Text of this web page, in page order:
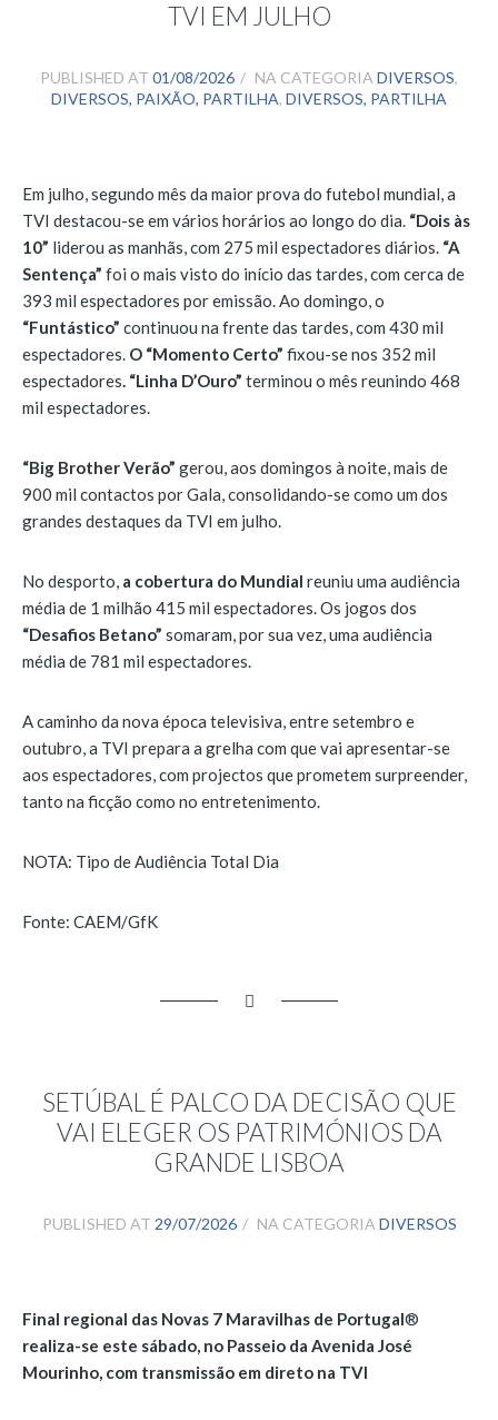
TVI EM JULHO
PUBLISHED AT 01/08/2026 NA CATEGORIA DIVERSOS,
DIVERSOS, PAIXÃO, PARTILHA, DIVERSOS, PARTILHA
Em julho, segundo mês da maior prova do futebol mundial, a
TVI destacou-se em vários horários ao longo do dia. “Dois às
10” liderou as manhãs, com 275 mil espectadores diários. “A
Sentença” foi o mais visto do início das tardes, com cerca de
393 mil espectadores por emissão. Ao domingo, o
“Funtástico” continuou na frente das tardes, com 430 mil
espectadores. O “Momento Certo” fixou-se nos 352 mil
espectadores. “Linha D’Ouro” terminou o mês reunindo 468
mil espectadores.
“Big Brother Verão” gerou, aos domingos à noite, mais de
900 mil contactos por Gala, consolidando-se como um dos
grandes destaques da TVI em julho.
No desporto, a cobertura do Mundial reuniu uma audiência
média de 1 milhão 415 mil espectadores. Os jogos dos
“Desafios Betano” somaram, por sua vez, uma audiência
média de 781 mil espectadores.
A caminho da nova época televisiva, entre setembro e
outubro, a TVI prepara a grelha com que vai apresentar-se
aos espectadores, com projectos que prometem surpreender,
tanto na ficção como no entretenimento.
NOTA: Tipo de Audiência Total Dia
Fonte: CAEM/GfK
SETÚBAL É PALCO DA DECISÃO QUE
VAI ELEGER OS PATRIMÓNIOS DA
GRANDE LISBOA
PUBLISHED AT 29/07/2026 NA CATEGORIA DIVERSOS
Final regional das Novas 7 Maravilhas de Portugal®
realiza-se este sábado, no Passeio da Avenida José
Mourinho, com transmissão em direto na TVI